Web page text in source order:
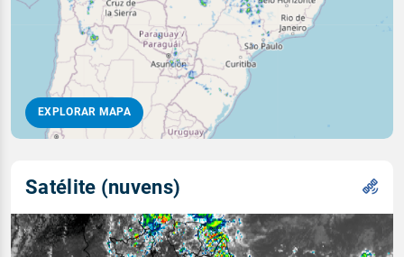
EXPLORAR MAPA
Satélite (nuvens)